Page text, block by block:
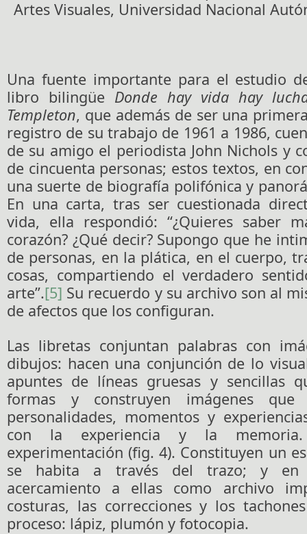
Artes Visuales, Universidad Nacional
Una fuente importante para el estudio
libro bilingüe Donde hay vida hay
Templeton, que además de ser una
registro de su trabajo de 1961 a 1986,
de su amigo el periodista John Nichols y
de cincuenta personas; estos textos, en
una suerte de biografía polifónica y
En una carta, tras ser cuestionada
vida, ella respondió: “¿Quieres saber
corazón? ¿Qué decir? Supongo que he
de personas, en la plática, en el cuerpo,
cosas, compartiendo el verdadero
arte”.[5] Su recuerdo y su archivo son al
de afectos que los configuran.
Las libretas conjuntan palabras con
dibujos: hacen una conjunción de lo
apuntes de líneas gruesas y sencillas
formas y construyen imágenes que
personalidades, momentos y
con la experiencia y la
experimentación (fig. 4). Constituyen un
se habita a través del trazo; y en
acercamiento a ellas como archivo
costuras, las correcciones y los
proceso: lápiz, plumón y fotocopia.